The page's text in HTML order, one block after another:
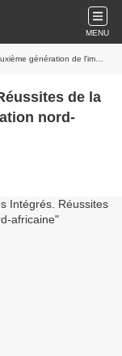
MENU
de l'immigration nord-africaine
de la
nord-